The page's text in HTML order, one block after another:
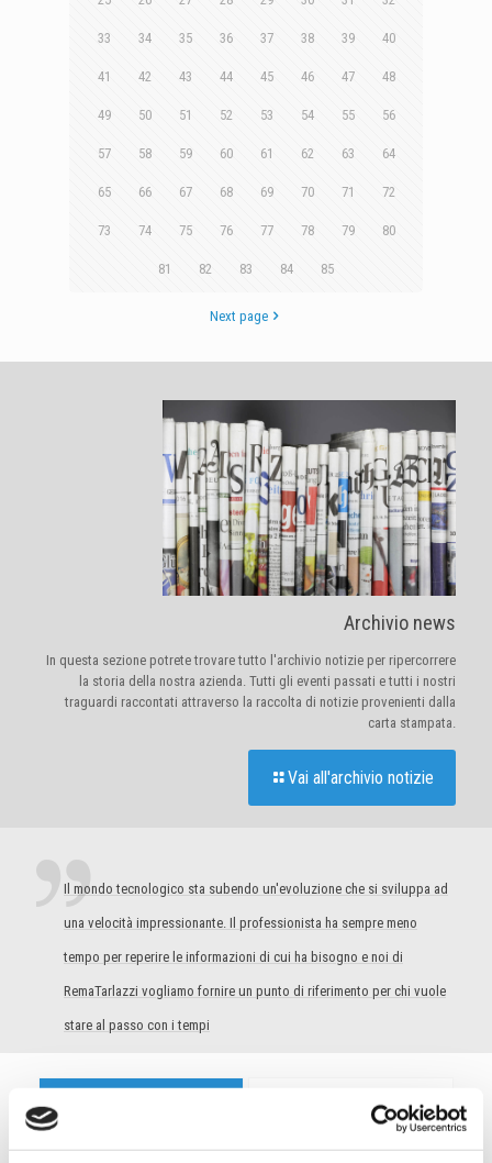
33 34 35 36 37 38 39 40
41 42 43 44 45 46 47 48
49 50 51 52 53 54 55 56
57 58 59 60 61 62 63 64
65 66 67 68 69 70 71 72
73 74 75 76 77 78 79 80
81 82 83 84 85
Next page
Archivio news
In questa sezione potrete trovare tutto l'archivio notizie per ripercorrere
la storia della nostra azienda. Tutti gli eventi passati e tutti i nostri
traguardi raccontati attraverso la raccolta di notizie provenienti dalla
carta stampata.
Vai all'archivio notizie
Il mondo tecnologico sta subendo un'evoluzione che si sviluppa ad
una velocità impressionante. Il professionista ha sempre meno
tempo per reperire le informazioni di cui ha bisogno e noi di
RemaTarlazzi vogliamo fornire un punto di riferimento per chi vuole
stare al passo con i tempi